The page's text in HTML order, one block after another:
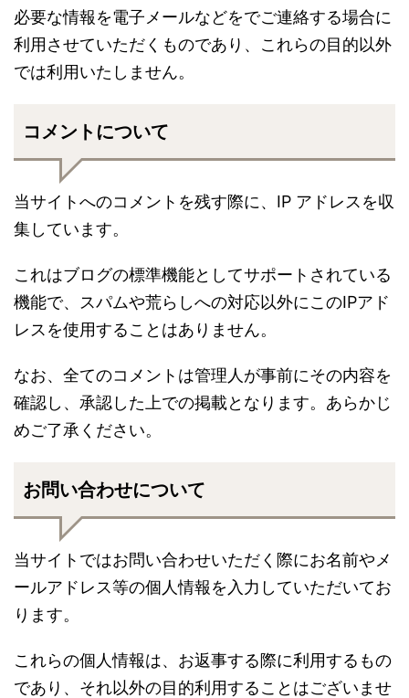
必要な情報を電子メールなどをでご連絡する場合に
利用させていただくものであり、これらの目的以外
では利用いたしません。
コメントについて
当サイトへのコメントを残す際に、IP アドレスを収
集しています。
これはブログの標準機能としてサポートされている
機能で、スパムや荒らしへの対応以外にこのIPアド
レスを使用することはありません。
なお、全てのコメントは管理人が事前にその内容を
確認し、承認した上での掲載となります。あらかじ
めご了承ください。
お問い合わせについて
当サイトではお問い合わせいただく際にお名前やメ
ールアドレス等の個人情報を入力していただいてお
ります。
これらの個人情報は、お返事する際に利用するもの
であり、それ以外の目的利用することはございませ